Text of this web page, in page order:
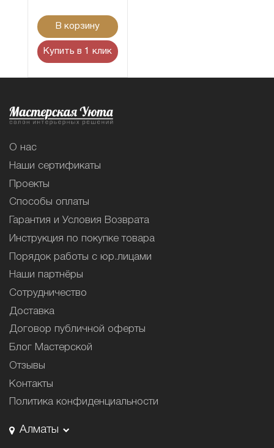
В корзину
Купить в 1 клик
О нас
Наши сертификаты
Проекты
Способы оплаты
Гарантия и Условия Возврата
Инструкция по покупке товара
Порядок работы с юр.лицами
Наши партнёры
Сотрудничество
Доставка
Договор публичной оферты
Блог Мастерской
Отзывы
Контакты
Политика конфиденциальности
Алматы